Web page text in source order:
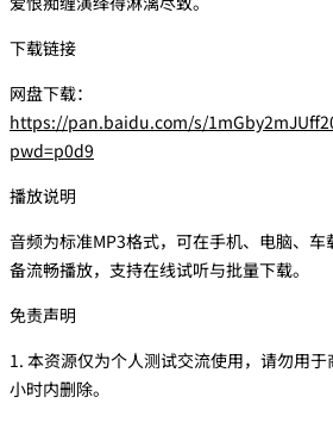
下载链接
网盘下载：
https://pan.baidu.com/s/
pwd=p0d9
播放说明
音频为标准MP3格式，可在手机、电脑、
备流畅播放，支持在线试听与批量下载。
免责声明
1. 本资源仅为个人测试交流使用，请勿用
小时内删除。